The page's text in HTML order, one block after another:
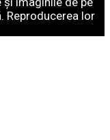
Reproducerea lor